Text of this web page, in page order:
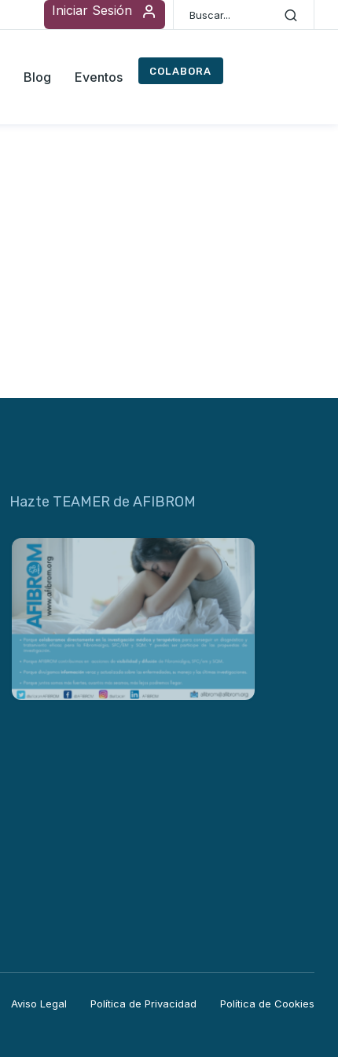
Iniciar Sesión
Blog Eventos COLABORA
Hazte TEAMER de AFIBROM
Aviso Legal Política de Privacidad Política de Cookies